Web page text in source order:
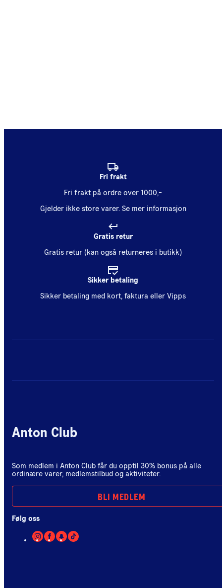
Fri frakt
Fri frakt på ordre over 1000,-
Gjelder ikke store varer. Se mer informasjon
Gratis retur
Gratis retur (kan også returneres i butikk)
Sikker betaling
Sikker betaling med kort, faktura eller Vipps
Anton Club
Som medlem i Anton Club får du opptil 30% bonus på alle
ordinære varer, medlemstilbud og aktiviteter.
BLI MEDLEM
Følg oss